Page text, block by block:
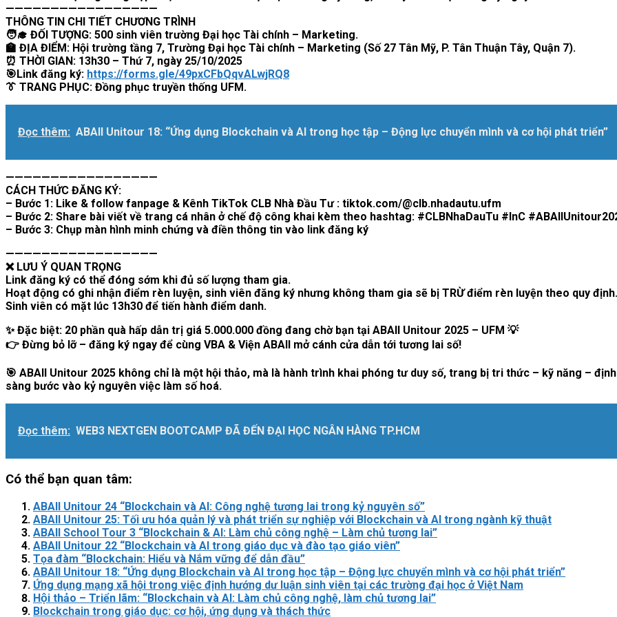
—————————————————
THÔNG TIN CHI TIẾT CHƯƠNG TRÌNH
🧑‍🎓 ĐỐI TƯỢNG: 500 sinh viên trường Đại học Tài chính – Marketing.
🏫 ĐỊA ĐIỂM: Hội trường tầng 7, Trường Đại học Tài chính – Marketing (Số 27 Tân Mỹ, P. Tân Thuận Tây, Quận 7).
⏰ THỜI GIAN: 13h30 – Thứ 7, ngày 25/10/2025
🎯Link đăng ký: https://forms.gle/49pxCFbQqvALwjRQ8
👔 TRANG PHỤC: Đồng phục truyền thống UFM.
Đọc thêm: ABAII Unitour 18: “Ứng dụng Blockchain và AI trong học tập – Động lực chuyển mình và cơ hội phát triển”
—————————————————
CÁCH THỨC ĐĂNG KÝ:
– Bước 1: Like & follow fanpage & Kênh TikTok CLB Nhà Đầu Tư : tiktok.com/@clb.nhadautu.ufm
– Bước 2: Share bài viết về trang cá nhân ở chế độ công khai kèm theo hashtag: #CLBNhaDauTu #InC
– Bước 3: Chụp màn hình minh chứng và điền thông tin vào link đăng ký
—————————————————
❌ LƯU Ý QUAN TRỌNG
Link đăng ký có thể đóng sớm khi đủ số lượng tham gia.
Hoạt động có ghi nhận điểm rèn luyện, sinh viên đăng ký nhưng không tham gia sẽ bị TRỪ điểm rèn luyện theo quy định.
Sinh viên có mặt lúc 13h30 để tiến hành điểm danh.
✨ Đặc biệt: 20 phần quà hấp dẫn trị giá 5.000.000 đồng đang chờ bạn tại ABAII Unitour 2025 – UFM 💡
👉 Đừng bỏ lỡ – đăng ký ngay để cùng VBA & Viện ABAII mở cánh cửa dẫn tới tương lai số!
🎯 ABAII Unitour 2025 không chỉ là một hội thảo, mà là hành trình khai phóng tư duy số, trang bị tri thức – kỹ năng –
sàng bước vào kỷ nguyên việc làm số hoá.
Đọc thêm: WEB3 NEXTGEN BOOTCAMP ĐÃ ĐẾN ĐẠI HỌC NGÂN HÀNG TP.HCM
Có thể bạn quan tâm:
ABAII Unitour 24 “Blockchain và AI: Công nghệ tương lai trong kỷ nguyên số”
ABAII Unitour 25: Tối ưu hóa quản lý và phát triển sự nghiệp với Blockchain và AI trong ngành kỹ thuật
ABAII School Tour 3 “Blockchain & AI: Làm chủ công nghệ – Làm chủ tương lai”
ABAII Unitour 22 “Blockchain và AI trong giáo dục và đào tạo giáo viên”
Tọa đàm “Blockchain: Hiểu và Nắm vững để dẫn đầu”
ABAII Unitour 18: “Ứng dụng Blockchain và AI trong học tập – Động lực chuyển mình và cơ hội phát triển”
Ứng dụng mạng xã hội trong việc định hướng dư luận sinh viên tại các trường đại học ở Việt Nam
Hội thảo – Triển lãm: “Blockchain và AI: Làm chủ công nghệ, làm chủ tương lai”
Blockchain trong giáo dục: cơ hội, ứng dụng và thách thức